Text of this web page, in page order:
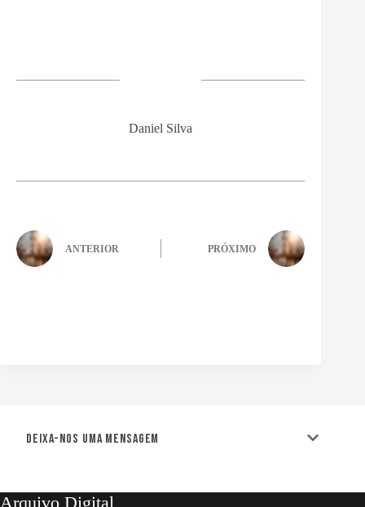
Daniel Silva
ANTERIOR PRÓXIMO
Deixa-nos uma mensagem
Arquivo Digital